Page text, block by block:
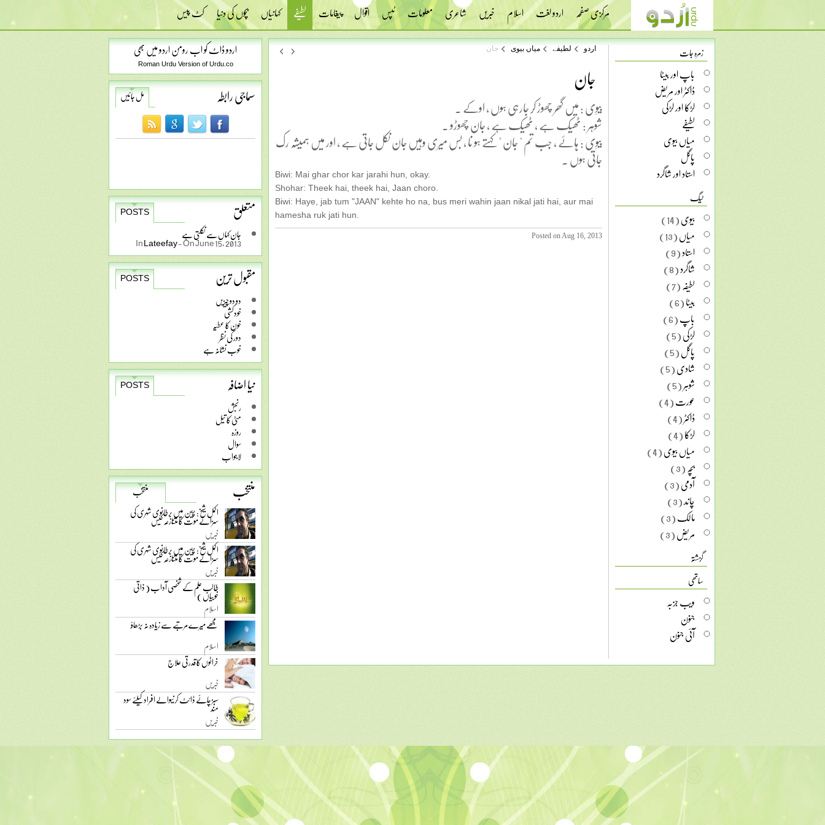
مرکزی صفحہ اردو لغت اسلام خبریں شاعری معلومات ٹپس اقوال پیغامات لطیفے کہانیاں بچوں کی دنیا کٹ پیس
اردو ڈاٹ کو اب رومن اردو میں بھی
Roman Urdu Version of Urdu.co
سماجی رابطہ مل جائیں
متعلق
POSTS
جان کہاں سے نکلتی ہے
InLateefay-On June 15, 2013
مقبول ترین
POSTS
دو دو چیزیں
خودکشی
خون کا عطیہ
دور کی نظر
خوب نشانہ ہے
نیا اضافہ
POSTS
رنجش
مٹی کا تیل
روزہ
سوال
لاجواب
منتخب
منتخب
اکمل شیخ: چین میں برطانوی شہری کی
سزائے موت کا متنازعہ کیس
خبریں
اکمل شیخ: چین میں برطانوی شہری کی
سزائے موت کا متنازعہ کیس
خبریں
طالب علم کے شخصی آداب ( ذاتی
خوبیاں )
اسلام
مجھے میرے مرتبے سے زیادہ نہ بڑھاؤ
اسلام
خراٹوں کا قدرتی علاج
خبریں
سبز چائے ڈائٹ کرنیوالے افراد کیلئے سود
مند
خبریں
اردو لطیفے میاں بیوی جان
جان
بِیوِی : میں گھر چھوڑ کر جارہی ہوں ، اوکے .
شوہر : ٹھیک ہے ، ٹھیک ہے ، جان چھوڑو .
بِیوِی : ہائے ، جب تم " جان " کہتے ہو نا ، بس میری وہیں جان نکل جاتی ہے ، اور میں ہمیشہ رک
جاتی ہوں .
Biwi: Mai ghar chor kar jarahi hun, okay.
Shohar: Theek hai, theek hai, Jaan choro.
Biwi: Haye, jab tum "JAAN" kehte ho na, bus meri wahin jaan nikal jati hai, aur mai
hamesha ruk jati hun.
Posted on Aug 16, 2013
زمرہ جات
باپ اور بیٹا
ڈاکٹر اور مریض
لڑکا اور لڑکی
لطیفے
میاں بیوی
پاگل
استاد اور شاگرد
ٹیگ
بیوی(14)
میاں(13)
استاد(9)
شاگرد(8)
لطیفہ(7)
بیٹا(6)
باپ(6)
لڑکی(5)
پاگل(5)
شادی(5)
شوہر(5)
عورت(4)
ڈاکٹر(4)
لڑکا(4)
میاں بیوی(4)
بچہ(3)
آدمی(3)
چاند(3)
مالک(3)
مریض(3)
گزشتہ
ساتھی
ویب جزبہ
جنون
آئی جنون